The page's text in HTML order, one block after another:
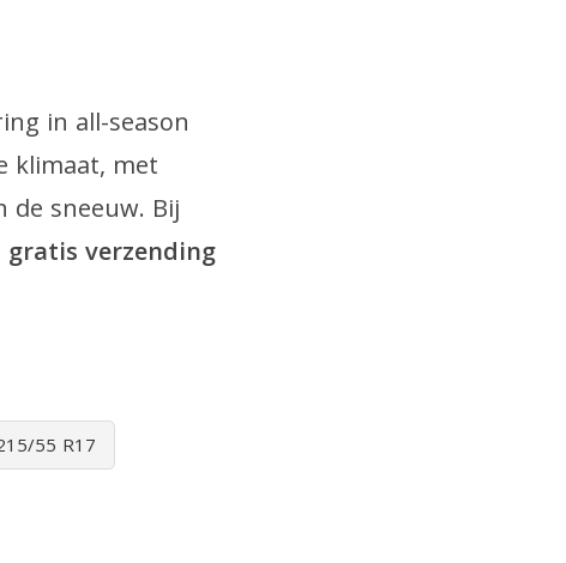
in all-season
klimaat, met
sneeuw. Bij
verzending
55 R17